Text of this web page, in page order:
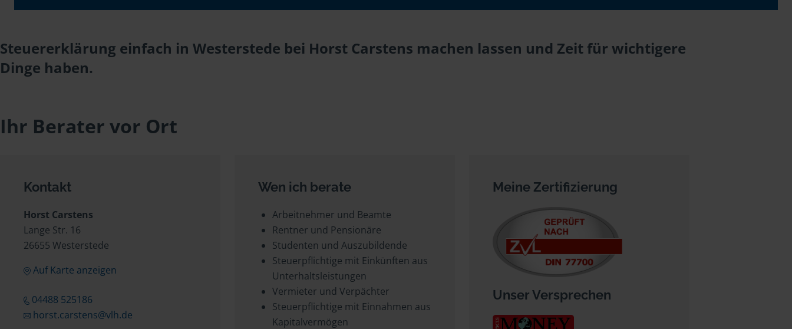
Steuererklärung einfach in Westerstede bei Horst Carstens machen lassen und Zeit für wichtigere
Dinge haben.
Ihr Berater vor Ort
Kontakt
Horst Carstens
Lange Str. 16
26655 Westerstede
Auf Karte anzeigen
04488 525186
horst.carstens@vlh.de
Wen ich berate
Arbeitnehmer und Beamte
Rentner und Pensionäre
Studenten und Auszubildende
Steuerpflichtige mit Einkünften aus
Unterhaltsleistungen
Vermieter und Verpächter
Steuerpflichtige mit Einnahmen aus
Kapitalvermögen
Meine Zertifizierung
Unser Versprechen